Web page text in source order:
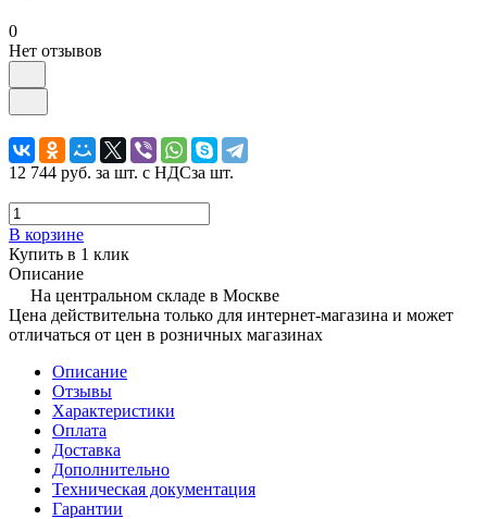
0
Нет отзывов
12 744 руб. за шт. с НДСза шт.
В корзине
Купить в 1 клик
Описание
На центральном складе в Москве
Цена действительна только для интернет-магазина и может
отличаться от цен в розничных магазинах
Описание
Отзывы
Характеристики
Оплата
Доставка
Дополнительно
Техническая документация
Гарантии